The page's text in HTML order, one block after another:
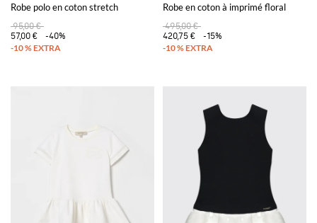
Robe polo en coton stretch
95,00 €
57,00 €
-40%
Robe en coton à imprimé floral
495,00 €
420,75 €
-15%